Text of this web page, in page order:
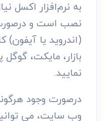
به نرم‌افزار اکسل
نصب است و
(اندروید یا آیفون)
بازار، مایکت،
نمایید.
درصورت وجود
وب سایت، می